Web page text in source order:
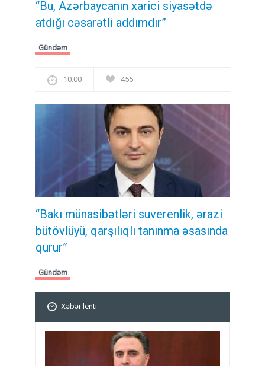
“Bu, Azərbaycanın xarici siyasətdə
atdığı cəsarətli addımdır”
Gündəm
10:00 455
“Bakı münasibətləri suverenlik, ərazi
bütövlüyü, qarşılıqlı tanınma əsasında
qurur”
Gündəm
Xəbər lenti